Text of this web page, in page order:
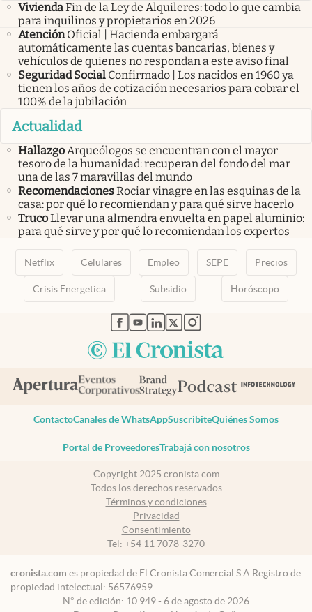
ViviendaFin de la Ley de Alquileres: todo lo que cambia
para inquilinos y propietarios en 2026
Atención Oficial | Hacienda embargará
automáticamente las cuentas bancarias, bienes y
vehículos de quienes no respondan a este aviso final
Seguridad Social Confirmado | Los nacidos en 1960 ya
tienen los años de cotización necesarios para cobrar el
100% de la jubilación
Actualidad
HallazgoArqueólogos se encuentran con el mayor
tesoro de la humanidad: recuperan del fondo del mar
una de las 7 maravillas del mundo
RecomendacionesRociar vinagre en las esquinas de la
casa: por qué lo recomiendan y para qué sirve hacerlo
TrucoLlevar una almendra envuelta en papel aluminio:
para qué sirve y por qué lo recomiendan los expertos
Netflix Celulares Empleo SEPE Precios
Crisis Energetica Subsidio Horóscopo
abre en nueva pestaña
abre en nueva pestaña
abre en nueva pestaña
abre en nueva pestaña
abre en nueva pestaña
ContactoCanales de WhatsAppSuscribiteQuiénes Somos
Portal de ProveedoresTrabajá con nosotros
Copyright 2025 cronista.com
Todos los derechos reservados
Términos y condiciones
Privacidad
Consentimiento
Tel: +54 11 7078-3270
cronista.com es propiedad de El Cronista Comercial S.A Registro de
propiedad intelectual: 56576959
N° de edición: 10.949 - 6 de agosto de 2026